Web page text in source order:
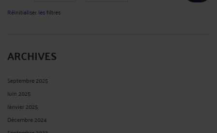
Réinitialiser les filtres
ARCHIVES
Septembre 2025
Juin 2025
Janvier 2025
Décembre 2024